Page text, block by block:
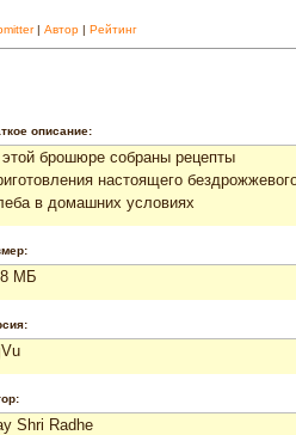
| Автор | Рейтинг
описание:
брошюре собраны рецепты
настоящего
в домашних условиях
МБ
Shri Radhe